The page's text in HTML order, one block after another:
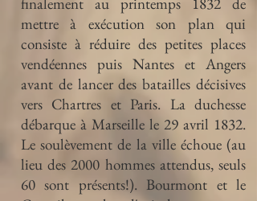
mettre à exécution son plan qui
consiste à réduire des petites places
vendéennes puis Nantes et Angers
avant de lancer des batailles décisives
vers Chartres et Paris. La duchesse
débarque à Marseille le 29 avril 1832.
Le soulèvement de la ville échoue (au
lieu des 2000 hommes attendus, seuls
60 sont présents!). Bourmont et le